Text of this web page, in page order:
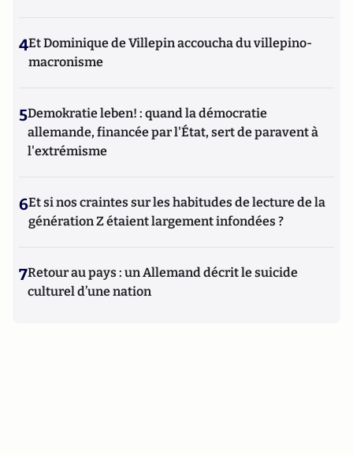
4Et Dominique de Villepin accoucha du villepino-
macronisme
5Demokratie leben! : quand la démocratie
allemande, financée par l'État, sert de paravent à
l'extrémisme
6Et si nos craintes sur les habitudes de lecture de la
génération Z étaient largement infondées ?
7Retour au pays : un Allemand décrit le suicide
culturel d’une nation